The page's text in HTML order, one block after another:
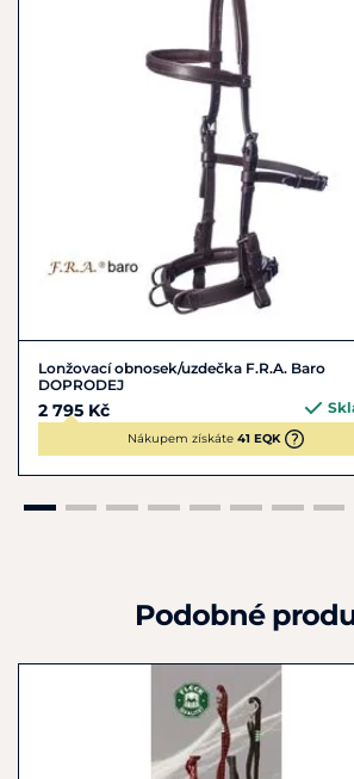
Lonžovací obnosek/uzdečka F.R.A. Baro
DOPRODEJ
2 795 Kč
Nákupem získáte41 EQK
Podobné